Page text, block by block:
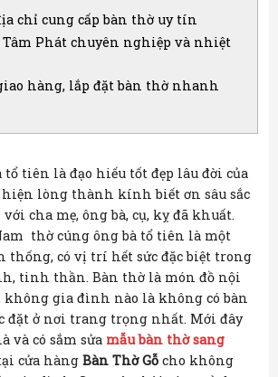
chỉ cung cấp bàn thờ uy tín
Phát chuyên nghiệp và nhiệt
hàng, lắp đặt bàn thờ nhanh
tổ tiên là đạo hiếu tốt đẹp lâu đời của
hiện lòng thành kính biết ơn sâu sắc
cha mẹ, ông bà, cụ, kỵ đã khuất.
thờ cúng ông bà tổ tiên là một
thống, có vị trí hết sức đặc biệt trong
tinh thần. Bàn thờ là món đồ nội
gia đình nào là không có bàn
đặt ở nơi trang trọng nhất. Mới đây
và có sắm sửa mẫu bàn thờ sang
cửa hàng Bàn Thờ Gỗ cho không